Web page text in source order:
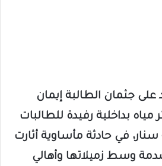
على جثمان الطالبة إيمان
بداخلية رفيدة للطالبات
في حادثة مأساوية أثارت
وسط زميلاتها وأهالي